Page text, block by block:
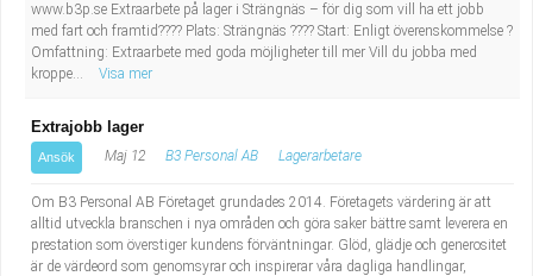
www.b3p.se Extraarbete på lager i Strängnäs – för dig som vill ha ett jobb
med fart och framtid???? Plats: Strängnäs ???? Start: Enligt överenskommelse ?
Omfattning: Extraarbete med goda möjligheter till mer Vill du jobba med
kroppe...
Visa mer
Extrajobb lager
Ansök Maj 12 B3 Personal AB Lagerarbetare
Om B3 Personal AB Företaget grundades 2014. Företagets värdering är att
alltid utveckla branschen i nya områden och göra saker bättre samt leverera en
prestation som överstiger kundens förväntningar. Glöd, glädje och generositet
är de värdeord som genomsyrar och inspirerar våra dagliga handlingar,